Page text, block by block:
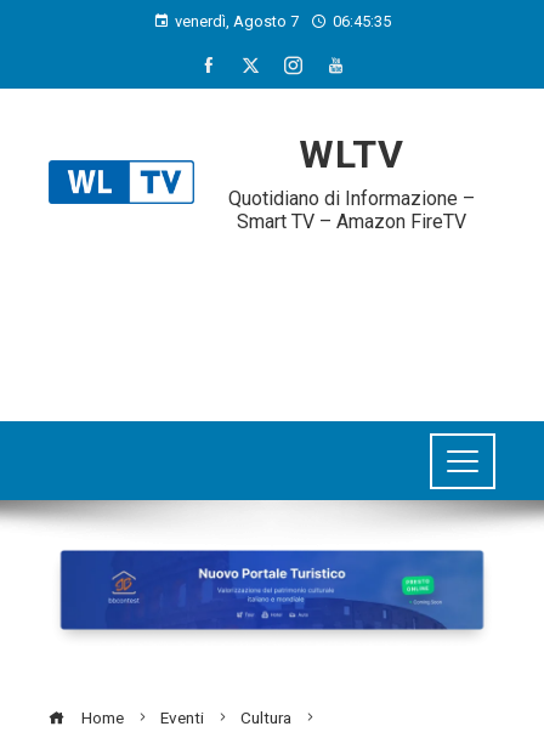
venerdì, Agosto 7 06:45:36
WLTV
Quotidiano di Informazione –
Smart TV – Amazon FireTV
Home Eventi
Cultura